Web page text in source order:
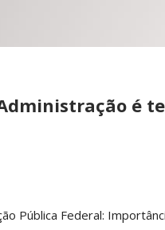
é
Pública Federal: